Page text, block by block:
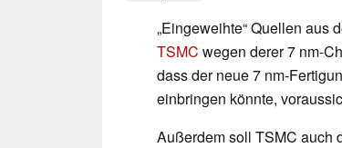
„Eingeweihte“ Quellen aus
TSMC wegen derer 7 nm-
dass der neue 7 nm-
einbringen könnte,
Außerdem soll TSMC auch